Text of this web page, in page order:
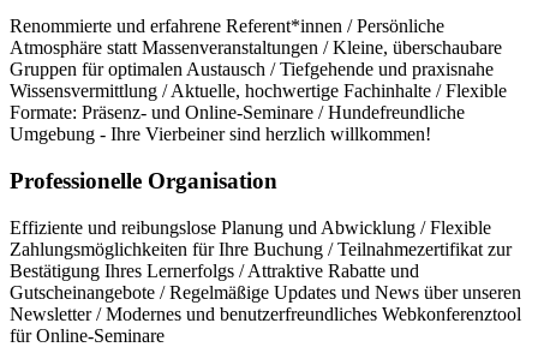
Renommierte und erfahrene Referent*innen / Persönliche
Atmosphäre statt Massenveranstaltungen / Kleine, überschaubare
Gruppen für optimalen Austausch / Tiefgehende und praxisnahe
Wissensvermittlung / Aktuelle, hochwertige Fachinhalte / Flexible
Formate: Präsenz- und Online-Seminare / Hundefreundliche
Umgebung - Ihre Vierbeiner sind herzlich willkommen!
Professionelle Organisation
Effiziente und reibungslose Planung und Abwicklung / Flexible
Zahlungsmöglichkeiten für Ihre Buchung / Teilnahmezertifikat zur
Bestätigung Ihres Lernerfolgs / Attraktive Rabatte und
Gutscheinangebote / Regelmäßige Updates und News über unseren
Newsletter / Modernes und benutzerfreundliches Webkonferenztool
für Online-Seminare